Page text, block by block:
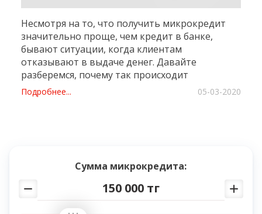
Сумма микрокредита:
150 000 тг
Несмотря на то, что получить микрокредит
значительно проще, чем кредит в банке,
бывают ситуации, когда клиентам
отказывают в выдаче денег. Давайте
разберемся, почему так происходит
Подробнее... 05-03-2020